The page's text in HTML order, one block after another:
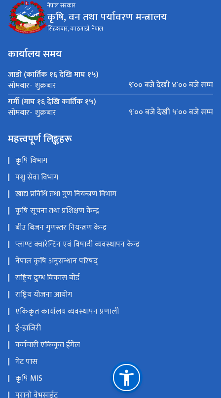
नेपाल सरकार
कृषि, वन तथा पर्यावरण मन्त्रालय
सिंहदरबार, काठमाडौं, नेपाल
कार्यालय समय
जाडो (कार्तिक १६ देखि माघ १५)
सोमबार- शुक्रबार
९ः०० बजे देखी ४ः०० बजे सम्म
गर्मी (माघ १६ देखि कार्तिक १५)
सोमबार- शुक्रबार ९ः०० बजे देखी ५ः०० बजे सम्म
महत्त्वपूर्ण लिङ्कहरू
कृषि विभाग
पशु सेवा विभाग
खाद्य प्रविधि तथा गुण नियन्त्रण विभाग
कृषि सूचना तथा प्रशिक्षण केन्द्र
बीउ बिजन गुणस्तर नियन्त्रण केन्द्र
प्लाण्ट क्वारेन्टिन एवं विषादी व्यवस्थापन केन्द्र
नेपाल कृषि अनुसन्धान परिषद्
राष्ट्रिय दुग्ध विकास बोर्ड
राष्ट्रिय योजना आयोग
एकिकृत कार्यालय व्यवस्थापन प्रणाली
ई-हाजिरी
कर्मचारी एकिकृत ईमेल
गेट पास
कृषि MIS